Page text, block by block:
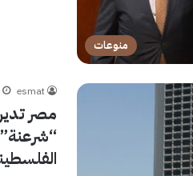
منوعات
esmat
مصر
“شرعنة”